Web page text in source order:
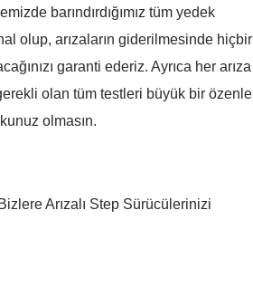
barındırdığımız tüm yedek
olup, arızaların giderilmesinde hiçbir
garanti ederiz. Ayrıca her arıza
olan tüm testleri büyük bir özenle
olmasın.
Arızalı Step Sürücülerinizi